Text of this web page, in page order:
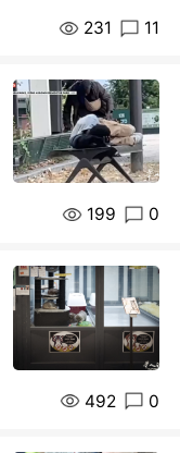
231 11
199 0
492 0